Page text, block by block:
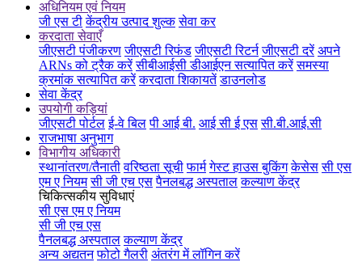
अधिनियम एवं नियम
जी एस टी केंद्रीय उत्पाद शुल्क सेवा कर
करदाता सेवाएँ
जीएसटी पंजीकरण जीएसटी रिफंड जीएसटी रिटर्न जीएसटी दरें अपने
ARNs को ट्रैक करें सीबीआईसी डीआईएन सत्यापित करें समस्या
क्रमांक सत्यापित करें करदाता शिकायतें डाउनलोड
सेवा केंद्र
उपयोगी कड़ियां
जीएसटी पोर्टल ई-वे बिल पी आई बी. आई सी ई एस सी.बी.आई.सी
राजभाषा अनुभाग
विभागीय अधिकारी
स्थानांतरण/तैनाती वरिष्ठता सूची फार्म गेस्ट हाउस बुकिंग केसेस सी एस
एम ए नियम सी जी एच एस पैनलबद्ध अस्पताल कल्याण केंद्र
चिकित्सकीय सुविधाएं
सी एस एम ए नियम
सी जी एच एस
पैनलबद्ध अस्पताल कल्याण केंद्र
अन्य अद्यतन फोटो गैलरी अंतरंग में लॉगिन करें